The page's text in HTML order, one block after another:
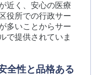
近く、安心の医療
役所での行政サー
多いことからサー
で提供されていま
全性と品格ある